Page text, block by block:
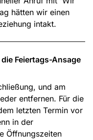
hätten wir einen
intakt.
Feiertags-Ansage
und am
entfernen. Für die
letzten Termin vor
in der
Öffnungszeiten